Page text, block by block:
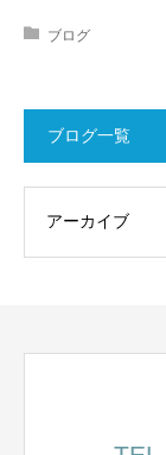
ブログ
ブログ一覧